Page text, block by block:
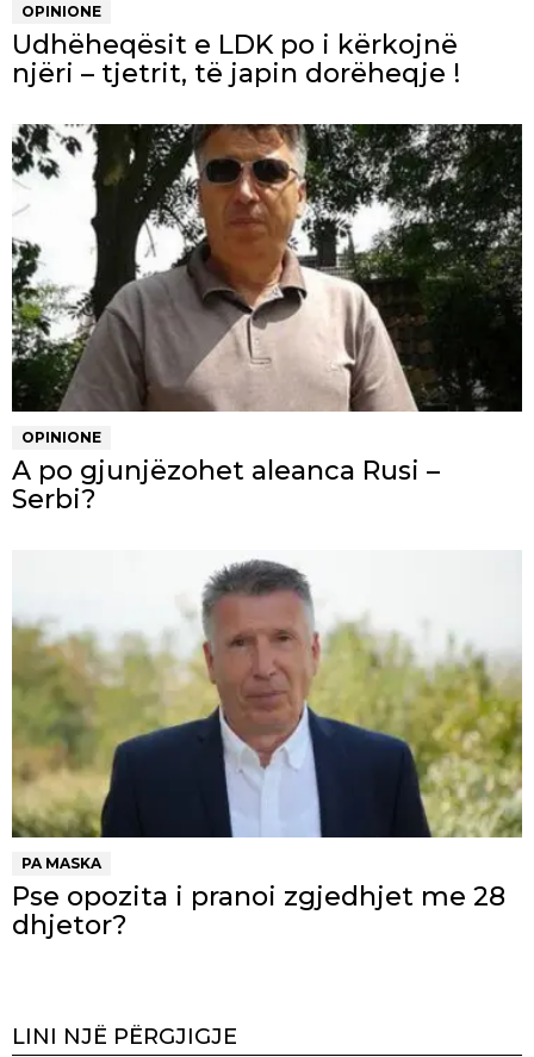
OPINIONE
Udhëheqësit e LDK po i kërkojnë
njëri – tjetrit, të japin dorëheqje !
OPINIONE
A po gjunjëzohet aleanca Rusi –
Serbi?
PA MASKA
Pse opozita i pranoi zgjedhjet me 28
dhjetor?
LINI NJË PËRGJIGJE